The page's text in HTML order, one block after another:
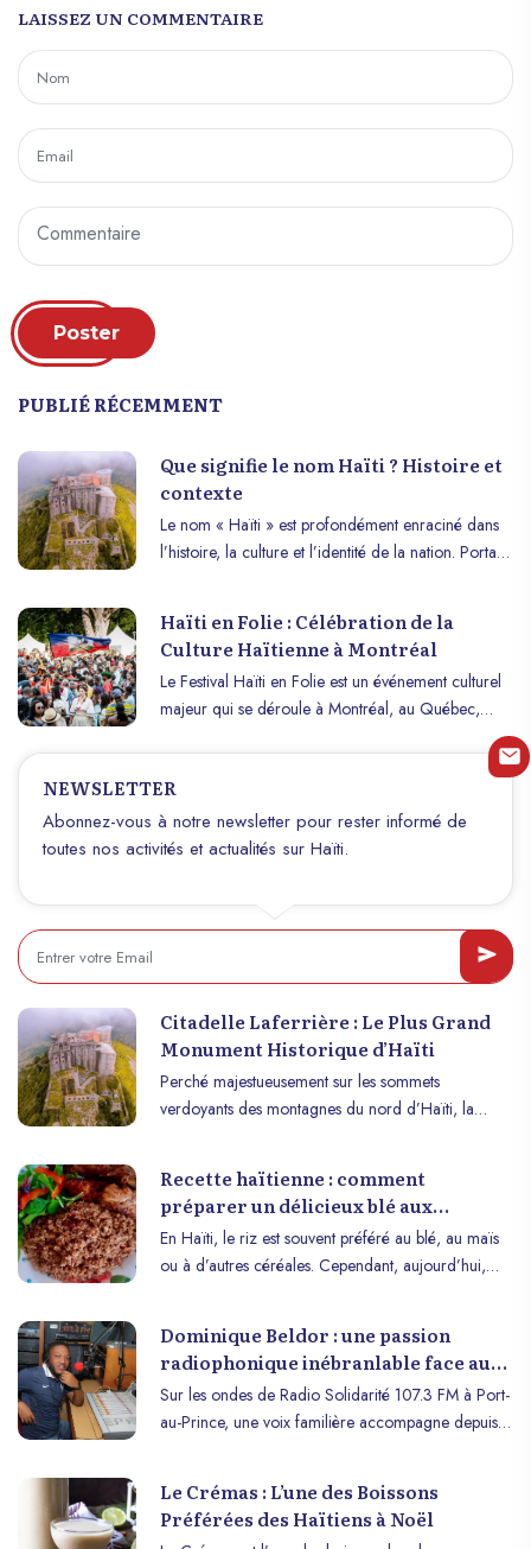
LAISSEZ UN COMMENTAIRE
Poster
PUBLIÉ RÉCEMMENT
Que signifie le nom Haïti ? Histoire et
contexte
Le nom « Haïti » est profondément enraciné dans
l’histoire, la culture et l’identité de la nation. Portant
qu’un simple territoire. Découvrons ensemble
l’histoire et le contexte qui entourent cette
appellation unique.
Haïti en Folie : Célébration de la
Culture Haïtienne à Montréal
Le Festival Haïti en Folie est un événement culturel
majeur qui se déroule à Montréal, au Québec,
haïtienne. En 2024, cet événement incontournable
aura lieu du 24 au 28 juillet.
NEWSLETTER
Abonnez-vous à notre newsletter pour rester informé de
toutes nos activités et actualités sur Haïti.
Citadelle Laferrière : Le Plus Grand
Monument Historique d’Haïti
Perché majestueusement sur les sommets
verdoyants des montagnes du nord d’Haïti, la
la nation haïtienne. Ce monument historique
impressionnant est bien plus qu’une simple structure
de pierre ; il incarne l’esprit de liberté et de fierté
qui anime le peuple haïtien.
Recette haïtienne : comment
préparer un délicieux blé aux
haricots rouges
En Haïti, le riz est souvent préféré au blé, au maïs
ou à d’autres céréales. Cependant, aujourd’hui,
commencer, faites bouillir les pois rouges. Pendant
ce temps, faites chauffer l’huile dans une grande
casserole à feu moyen. Ajoutez l’oignon et l’ail, en
les faisant revenir jusqu’à ce qu’ils soient dorés.
cuire pendant quelques minutes, en remuant
constamment. Ensuite, ajoutez les pois rouges
égouttés, le bouillon de poulet ou de légumes, le
Dominique Beldor : une passion
radiophonique inébranlable face aux
défis
Sur les ondes de Radio Solidarité 107.3 FM à Port-
au-Prince, une voix familière accompagne depuis
programmation. À travers son émission musicale
Dominik Show, diffusée en semaine puis désormais
Le Crémas : L’une des Boissons
Préférées des Haïtiens à Noël